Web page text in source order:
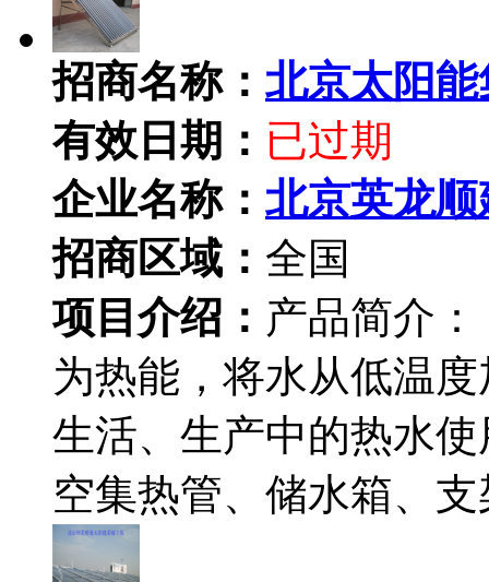
招商名称： 北京太阳
有效日期： 已过期
企业名称： 北京英龙
招商区域： 全国
项目介绍： 产品简介
为热能，将水从低温
生活、生产中的热水
空集热管、储水箱、